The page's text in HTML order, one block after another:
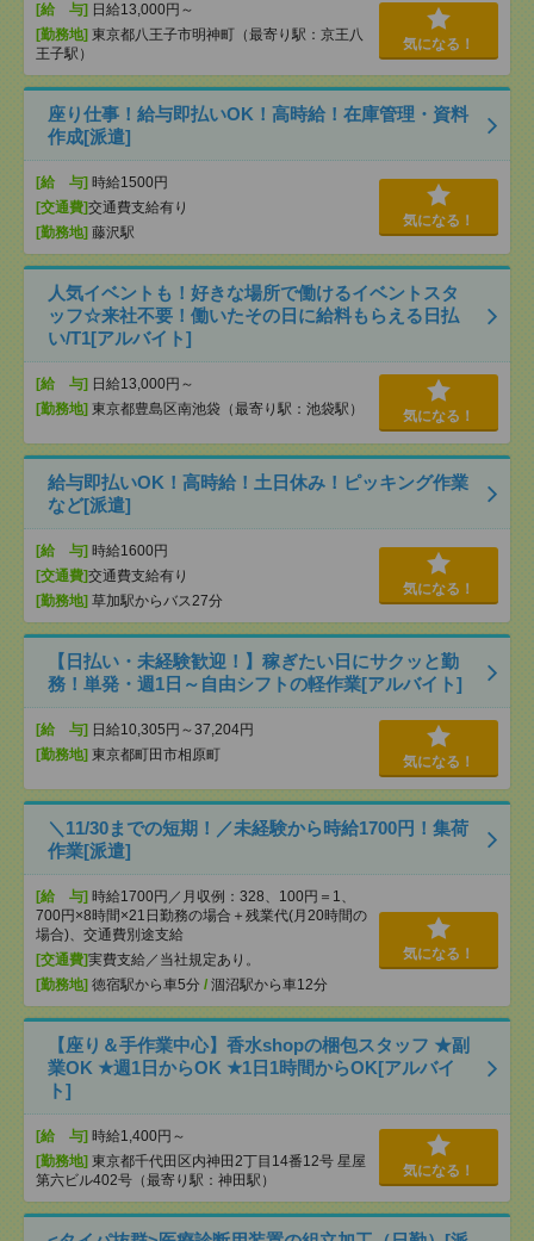
[給 与] 日給13,000円～
[勤務地] 東京都八王子市明神町（最寄り駅：京王八
王子駅）
気になる！
座り仕事！給与即払いOK！高時給！在庫管理・資料
作成[派遣]
[給 与] 時給1500円
[交通費]交通費支給有り
[勤務地] 藤沢駅
気になる！
人気イベントも！好きな場所で働けるイベントスタ
ッフ☆来社不要！働いたその日に給料もらえる日払
い/T1[アルバイト]
[給 与] 日給13,000円～
[勤務地] 東京都豊島区南池袋（最寄り駅：池袋駅） 気になる！
給与即払いOK！高時給！土日休み！ピッキング作業
など[派遣]
[給 与] 時給1600円
[交通費]交通費支給有り
[勤務地] 草加駅からバス27分
気になる！
【日払い・未経験歓迎！】稼ぎたい日にサクッと勤
務！単発・週1日～自由シフトの軽作業[アルバイト]
[給 与] 日給10,305円～37,204円
[勤務地] 東京都町田市相原町 気になる！
＼11/30までの短期！／未経験から時給1700円！集荷
作業[派遣]
[給 与] 時給1700円／月収例：328、100円＝1、
700円×8時間×21日勤務の場合＋残業代(月20時間の
場合)、交通費別途支給
[交通費]実費支給／当社規定あり。
[勤務地] 徳宿駅から車5分 / 涸沼駅から車12分
気になる！
【座り＆手作業中心】香水shopの梱包スタッフ ★副
業OK ★週1日からOK ★1日1時間からOK[アルバイ
ト]
[給 与] 時給1,400円～
[勤務地] 東京都千代田区内神田2丁目14番12号 星屋
第六ビル402号（最寄り駅：神田駅）
気になる！